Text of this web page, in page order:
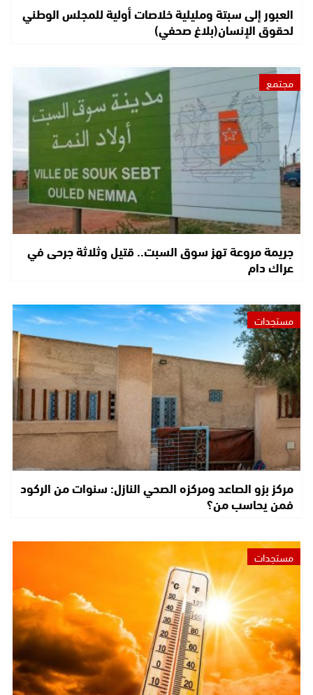
العبور إلى سبتة ومليلية خلاصات أولية للمجلس الوطني
لحقوق الإنسان(بلاغ صحفي)
مجتمع
جريمة مروعة تهز سوق السبت.. قتيل وثلاثة جرحى في
عراك دام
مستجدات
مركز بزو الصاعد ومركزه الصحي النازل: سنوات من الركود
فمن يحاسب من؟
مستجدات